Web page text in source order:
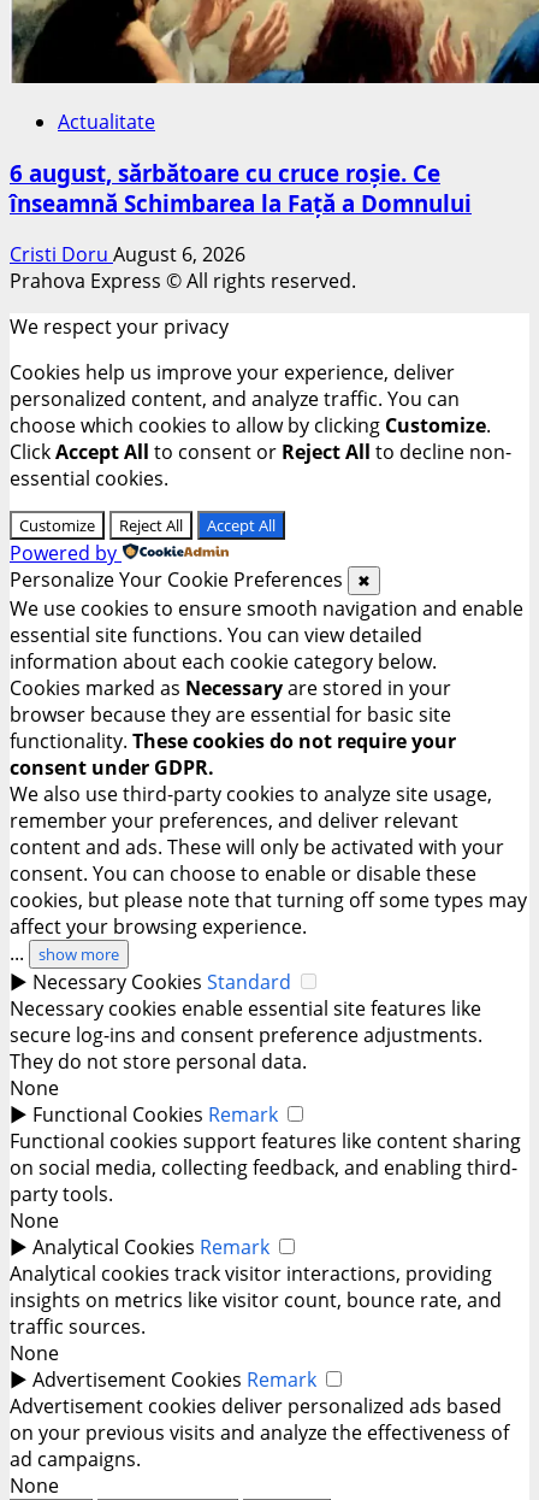
Actualitate
6 august, sărbătoare cu cruce roșie. Ce
înseamnă Schimbarea la Față a Domnului
Cristi Doru August 6, 2026
Prahova Express © All rights reserved.
We respect your privacy
Cookies help us improve your experience, deliver
personalized content, and analyze traffic. You can
choose which cookies to allow by clicking Customize.
ClickAccept All to consent or Reject All to decline non-
essential cookies.
Customize Reject All Accept All
Powered by
Personalize Your Cookie Preferences
✖
We use cookies to ensure smooth navigation and enable
essential site functions. You can view detailed
information about each cookie category below.
Cookies marked as Necessaryare stored in your
browser because they are essential for basic site
functionality. These cookies do not require your
consent under GDPR.
We also use third-party cookies to analyze site usage,
remember your preferences, and deliver relevant
content and ads. These will only be activated with your
consent. You can choose to enable or disable these
cookies, but please note that turning off some types may
affect your browsing experience.
...
show more
► Necessary Cookies Standard
Necessary cookies enable essential site features like
secure log-ins and consent preference adjustments.
They do not store personal data.
None
► Functional Cookies Remark
Functional cookies support features like content sharing
on social media, collecting feedback, and enabling third-
party tools.
None
► Analytical Cookies Remark
Analytical cookies track visitor interactions, providing
insights on metrics like visitor count, bounce rate, and
traffic sources.
None
► Advertisement Cookies Remark
Advertisement cookies deliver personalized ads based
on your previous visits and analyze the effectiveness of
ad campaigns.
None